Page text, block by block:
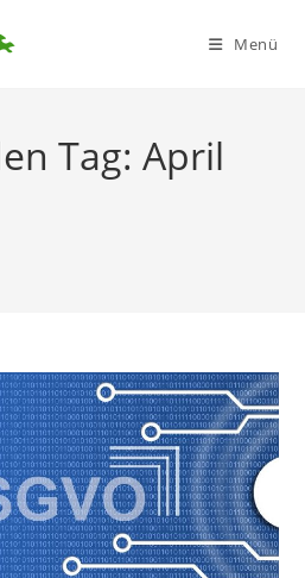
Menü
Tag: April